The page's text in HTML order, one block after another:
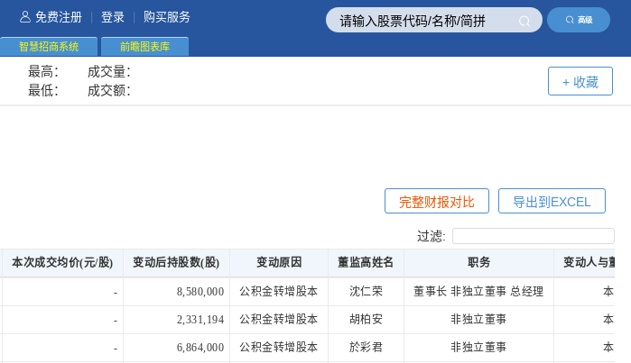
高级
免费注册 登录 购买服务
智慧招商系统 前瞻图表库
最高：
成交量：
最低： 成交额：
+ 收藏
导出到EXCEL
完整财报对比
过滤:
本次成交均价(元/股) 变动后持股数(股) 变动原因 董监高姓名 职务
变动人与董
变动后持股数(股) 变动原因 董监高姓名 职务 变动人与董
- 8,580,000 公积金转增股本 沈仁荣 董事长 非独立董事 总经理 本人
- 2,331,194 公积金转增股本 胡柏安 非独立董事 本人
- 6,864,000 公积金转增股本 於彩君 非独立董事 本人